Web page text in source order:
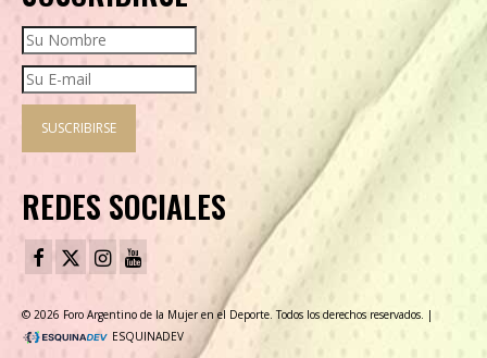
REDES SOCIALES
© 2026 Foro Argentino de la Mujer en el Deporte. Todos los derechos reservados. |
ESQUINADEV